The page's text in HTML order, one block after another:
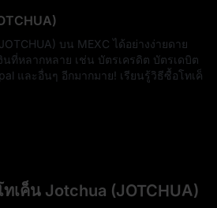
บน MEXC ได้อย่างง่ายดาย
นที่หลากหลาย เช่น บัตรเครดิต บัตรเดบิต
และอื่นๆ อีกมากมาย! เรียนรู้วิธีซื้อโทเค็
เค็น Jotchua (JOTCHUA)